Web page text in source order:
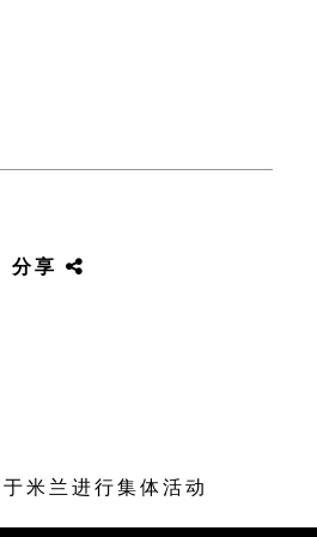
分享
米兰进行集体活动